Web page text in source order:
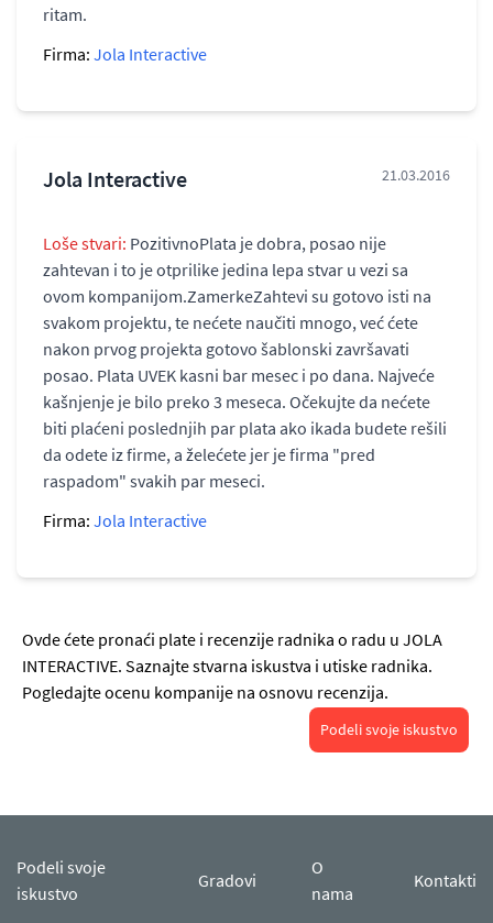
ritam.
Firma: Jola Interactive
Jola Interactive 21.03.2016
Loše stvari: PozitivnoPlata je dobra, posao nije
zahtevan i to je otprilike jedina lepa stvar u vezi sa
ovom kompanijom.ZamerkeZahtevi su gotovo isti na
svakom projektu, te nećete naučiti mnogo, već ćete
nakon prvog projekta gotovo šablonski završavati
posao. Plata UVEK kasni bar mesec i po dana. Najveće
kašnjenje je bilo preko 3 meseca. Očekujte da nećete
biti plaćeni poslednjih par plata ako ikada budete rešili
da odete iz firme, a želećete jer je firma "pred
raspadom" svakih par meseci.
Firma: Jola Interactive
Ovde ćete pronaći plate i recenzije radnika o radu u JOLA
INTERACTIVE. Saznajte stvarna iskustva i utiske radnika.
Pogledajte ocenu kompanije na osnovu recenzija.
Podeli svoje iskustvo
Podeli svoje
iskustvo
Gradovi
O
nama
Kontakti